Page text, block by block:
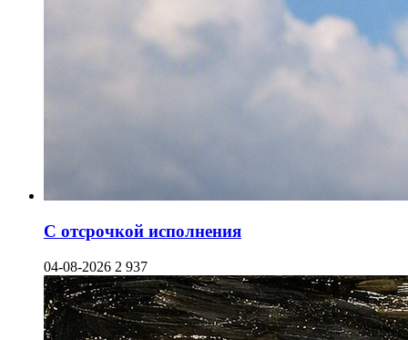
С отсрочкой исполнения
04-08-2026 2 937